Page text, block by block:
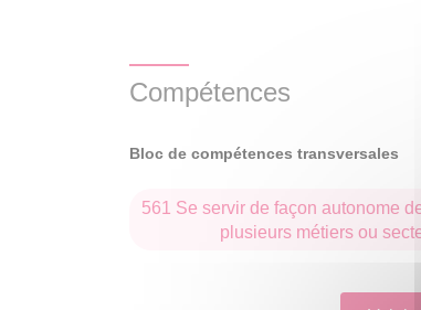
Compétences
Bloc de compétences transversales
561 Se servir de façon autonome
plusieurs métiers ou